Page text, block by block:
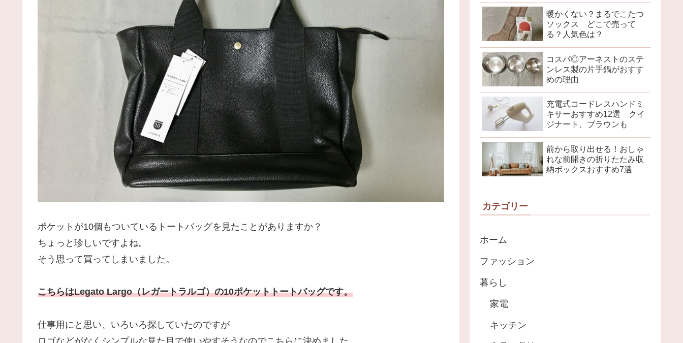
ポケットが10個もついているトートバッグを見たことがありますか？
ちょっと珍しいですよね。
そう思って買ってしまいました。
こちらはLegato Largo（レガートラルゴ）の10ポケットトートバッグです。
仕事用にと思い、いろいろ探していたのですが
ロゴなどがなくシンプルな見た目で使いやすそうなのでこちらに決めました。
暖かくない？まるでこたつ
ソックス どこで売って
る？人気色は？
コスパ◎アーネストのステ
ンレス製の片手鍋がおすす
めの理由
充電式コードレスハンドミ
キサーおすすめ12選 クイ
ジナート、ブラウンも
前から取り出せる！おしゃ
れな前開きの折りたたみ収
納ボックスおすすめ7選
カテゴリー
ホーム
ファッション
暮らし
家電
キッチン